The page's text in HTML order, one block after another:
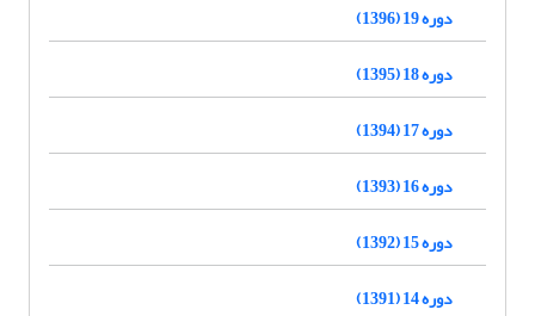
دوره 19 (1396)
دوره 18 (1395)
دوره 17 (1394)
دوره 16 (1393)
دوره 15 (1392)
دوره 14 (1391)